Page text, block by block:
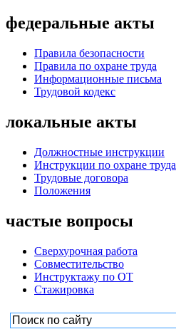
федеральные акты
Правила безопасности
Правила по охране труда
Информационные письма
Трудовой кодекс
локальные акты
Должностные инструкции
Инструкции по охране труда
Трудовые договора
Положения
частые вопросы
Сверхурочная работа
Совместительство
Инструктажу по ОТ
Стажировка